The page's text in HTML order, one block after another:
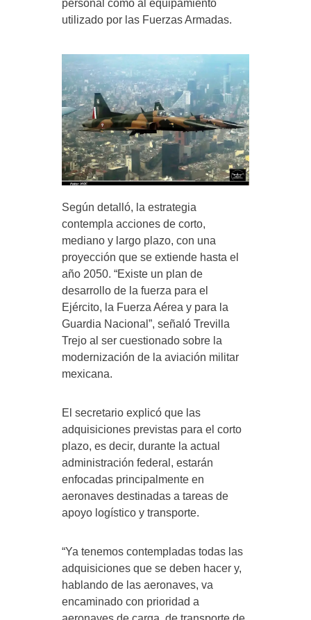
personal como al equipamiento
utilizado por las Fuerzas Armadas.
Según detalló, la estrategia
contempla acciones de corto,
mediano y largo plazo, con una
proyección que se extiende hasta el
año 2050. “Existe un plan de
desarrollo de la fuerza para el
Ejército, la Fuerza Aérea y para la
Guardia Nacional”, señaló Trevilla
Trejo al ser cuestionado sobre la
modernización de la aviación militar
mexicana.
El secretario explicó que las
adquisiciones previstas para el corto
plazo, es decir, durante la actual
administración federal, estarán
enfocadas principalmente en
aeronaves destinadas a tareas de
apoyo logístico y transporte.
“Ya tenemos contempladas todas las
adquisiciones que se deben hacer y,
hablando de las aeronaves, va
encaminado con prioridad a